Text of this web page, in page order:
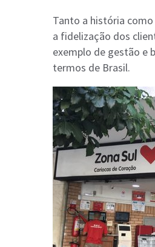
Tanto a história
a fidelização dos
exemplo de gestão e
termos de Brasil.